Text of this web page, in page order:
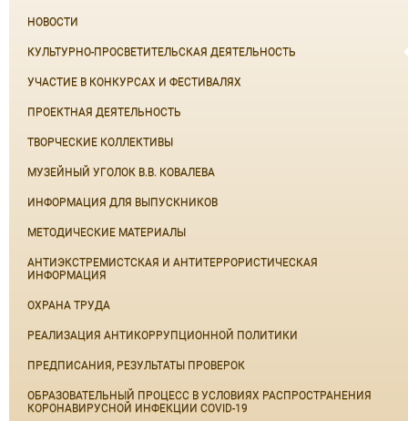
НОВОСТИ
КУЛЬТУРНО-ПРОСВЕТИТЕЛЬСКАЯ ДЕЯТЕЛЬНОСТЬ
УЧАСТИЕ В КОНКУРСАХ И ФЕСТИВАЛЯХ
ПРОЕКТНАЯ ДЕЯТЕЛЬНОСТЬ
ТВОРЧЕСКИЕ КОЛЛЕКТИВЫ
МУЗЕЙНЫЙ УГОЛОК В.В. КОВАЛЕВА
ИНФОРМАЦИЯ ДЛЯ ВЫПУСКНИКОВ
МЕТОДИЧЕСКИЕ МАТЕРИАЛЫ
АНТИЭКСТРЕМИСТСКАЯ И АНТИТЕРРОРИСТИЧЕСКАЯ
ИНФОРМАЦИЯ
ОХРАНА ТРУДА
РЕАЛИЗАЦИЯ АНТИКОРРУПЦИОННОЙ ПОЛИТИКИ
ПРЕДПИСАНИЯ, РЕЗУЛЬТАТЫ ПРОВЕРОК
ОБРАЗОВАТЕЛЬНЫЙ ПРОЦЕСС В УСЛОВИЯХ РАСПРОСТРАНЕНИЯ
КОРОНАВИРУСНОЙ ИНФЕКЦИИ COVID-19